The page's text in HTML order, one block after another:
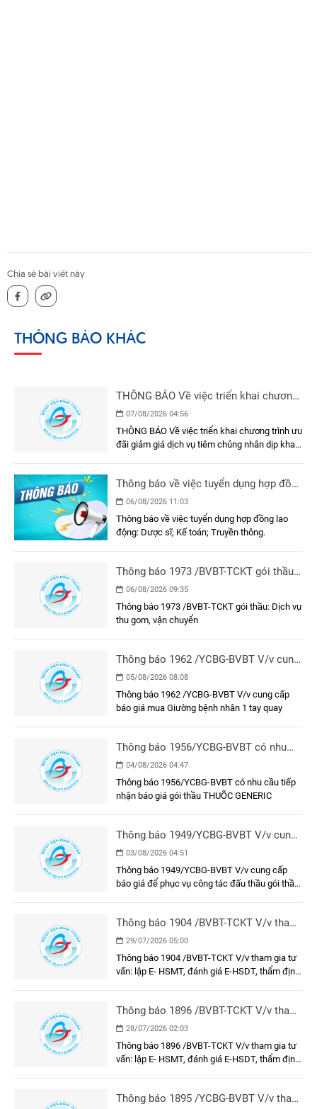
Chia sẻ bài viết này
THÔNG BÁO KHÁC
THÔNG BÁO Về việc triển khai chương
trình ưu đãi giảm giá dịch vụ tiêm
chủng nhân dịp khai trương Phòng Tiêm
chủng - Bệnh viện Đa khoa Bình Thuận
07/08/2026 04:56
THÔNG BÁO Về việc triển khai chương trình ưu
đãi giảm giá dịch vụ tiêm chủng nhân dịp khai
Thông báo về việc tuyển dụng hợp đồng
lao động
06/08/2026 11:03
Thông báo về việc tuyển dụng hợp đồng lao
động: Dược sĩ; Kế toán; Truyền thông.
Thông báo 1973 /BVBT-TCKT gói thầu:
Dịch vụ thu gom, vận chuyển
06/08/2026 09:35
Thông báo 1973 /BVBT-TCKT gói thầu: Dịch vụ
thu gom, vận chuyển
Thông báo 1962 /YCBG-BVBT V/v cung
cấp báo giá mua Giường bệnh nhân 1
tay quay
05/08/2026 08:08
Thông báo 1962 /YCBG-BVBT V/v cung cấp
báo giá mua Giường bệnh nhân 1 tay quay
Thông báo 1956/YCBG-BVBT có nhu
cầu tiếp nhận báo giá gói thầu THUÕC
GENERIC
04/08/2026 04:47
Thông báo 1956/YCBG-BVBT có nhu cầu tiếp
nhận báo giá gói thầu THUÕC GENERIC
Thông báo 1949/YCBG-BVBT V/v cung
cấp báo giá để phục vụ công tác đấu
thầu gói thầu: Làm vách ngăn phòng
tiêm chủng và khung, cửa khu vực tiêm
03/08/2026 04:51
Thông báo 1949/YCBG-BVBT V/v cung cấp
báo giá để phục vụ công tác đấu thầu gói thầu:
Bình Thuận
Thông báo 1904 /BVBT-TCKT V/v tham
gia tư vấn: lập E- HSMT, đánh giá E-
HSDT, thẩm định E-HSMT và kết quả
lựa chọn nhà thầu gói thầu: Trang phục
29/07/2026 05:00
Thông báo 1904 /BVBT-TCKT V/v tham gia tư
vấn: lập E- HSMT, đánh giá E-HSDT, thẩm định
Thông báo 1896 /BVBT-TCKT V/v tham
gia tư vấn: lập E- HSMT, đánh giá E-
HSDT, thẩm định E-HSMT và kết quả
lựa chọn nhà thầu gói thầu: Vận hành
28/07/2026 02:03
Thông báo 1896 /BVBT-TCKT V/v tham gia tư
vấn: lập E- HSMT, đánh giá E-HSDT, thẩm định
môi trường
Thông báo 1895 /YCBG-BVBT V/v tham